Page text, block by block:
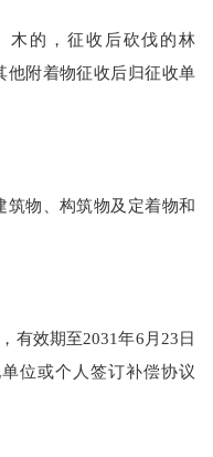
的，征收后砍伐的林
他附着物征收后归征收单
物、构筑物及定着物和
效期至2031年6月23日
位或个人签订补偿协议